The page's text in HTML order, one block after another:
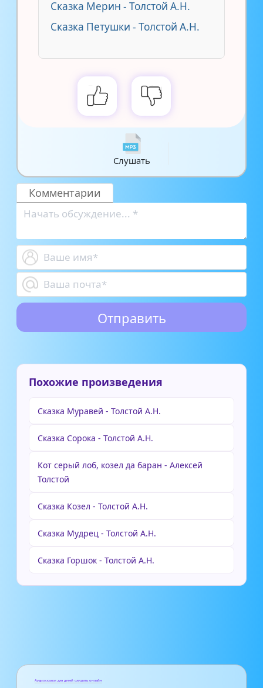
Сказка Мерин - Толстой А.Н.
Сказка Петушки - Толстой А.Н.
Слушать
Комментарии
Похожие произведения
Сказка Муравей - Толстой А.Н.
Сказка Сорока - Толстой А.Н.
Кот серый лоб, козел да баран - Алексей
Толстой
Сказка Козел - Толстой А.Н.
Сказка Мудрец - Толстой А.Н.
Сказка Горшок - Толстой А.Н.
Аудиосказки для детей слушать онлайн